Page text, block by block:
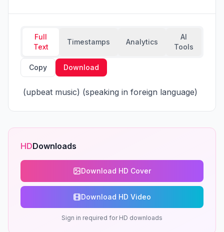
Full
Text
Timestamps Analytics
AI
Tools
Copy Download
(upbeat music) (speaking in foreign language)
HDDownloads
Download HD Cover
Download HD Video
Sign in required for HD downloads